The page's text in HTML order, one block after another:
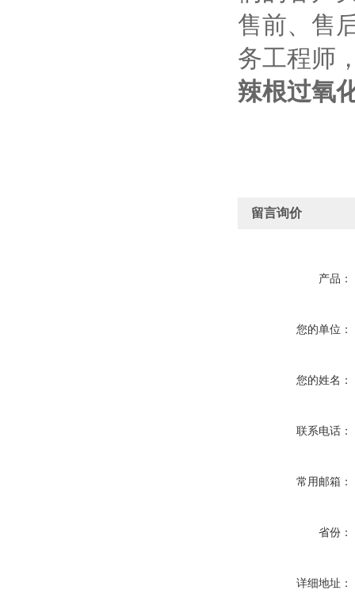
售前、售
务工程师
辣根过氧
留言询价
产品：
您的单位：
您的姓名：
联系电话：
常用邮箱：
省份：
详细地址：